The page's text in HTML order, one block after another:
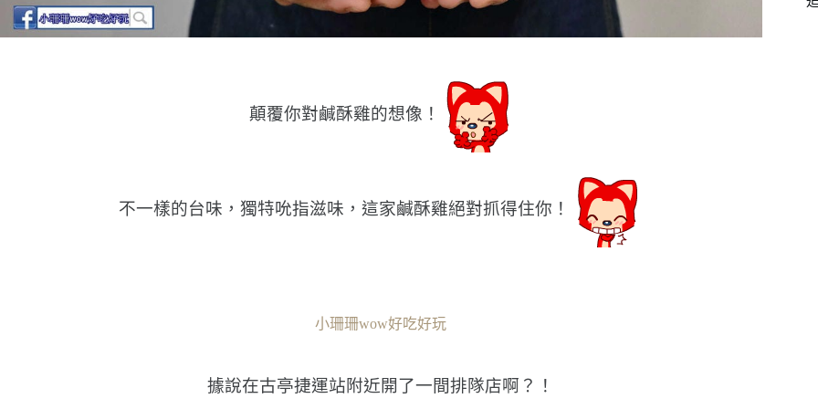
顛覆你對鹹酥雞的想像！
不一樣的台味，獨特吮指滋味，這家鹹酥雞絕對抓得住你！
小珊珊wow好吃好玩
據說在古亭捷運站附近開了一間排隊店啊？！